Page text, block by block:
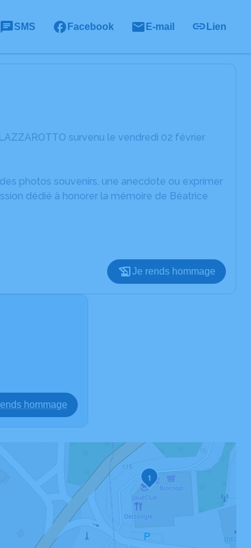
SMS Facebook E-mail Lien
survenu le vendredi 02 février
photos souvenirs, une anecdote ou exprimer
dédié à honorer la mémoire de Béatrice
Je rends hommage
hommage
1